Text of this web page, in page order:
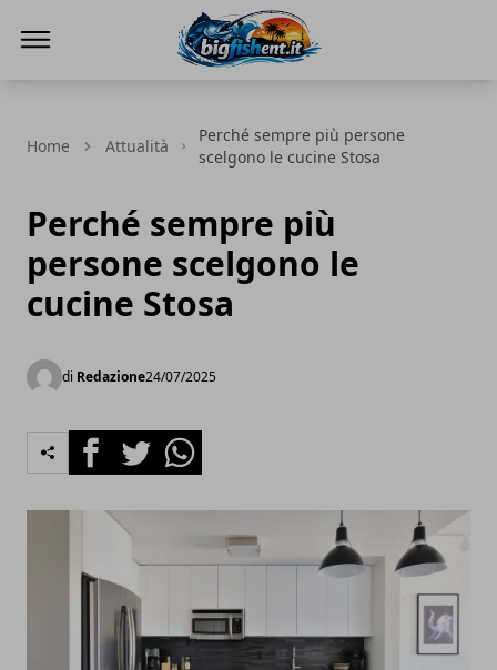
Home Attualità
Perché sempre più persone
scelgono le cucine Stosa
Perché sempre più
persone scelgono le
cucine Stosa
di Redazione24/07/2025
FacebookTwitterWhatsapp